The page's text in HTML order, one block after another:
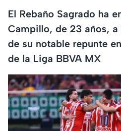
El Rebaño Sagrado ha
Campillo, de 23 años,
de su notable repunte
de la Liga BBVA MX